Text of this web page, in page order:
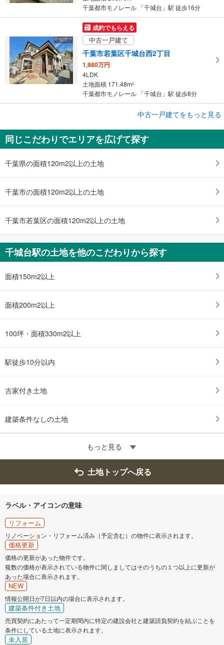
千葉都市モノレール 「千城台」駅 徒歩16分
成約でもらえる
中古一戸建て
千葉市若葉区千城台西2丁目
1,980万円
4LDK
土地面積 171.48m2
千葉都市モノレール 「千城台」駅 徒歩8分
千葉市若葉区千城台南2丁目
2,999万円
4LDK
土地面積 220.23m
中古一戸建てをもっと見る
同じこだわりでエリアを広げて探す
千葉県の面積120m2以上の土地
千葉市の面積120m2以上の土地
千葉市若葉区の面積120m2以上の土地
千城台駅の土地を他のこだわりから探す
面積150m2以上
面積200m2以上
100坪・面積330m2以上
駅徒歩10分以内
古家付き土地
建築条件なしの土地
もっと見る
土地トップへ戻る
ラベル・アイコンの意味
リフォーム
リノベーション・リフォーム済み（予定含む）の物件に表示されます。
価格更新
価格の更新があった物件です。
複数の価格が表示されている物件に関しましてはそのうちの１つ以上に更新が
あった場合に表示されます。
NEW
情報公開日が7日以内の場合に表示されます。
建築条件付き土地
売買契約にあたって一定期間内に特定の建設会社と建築請負契約を結ぶことを
条件にしている土地に表示されます。
未入居